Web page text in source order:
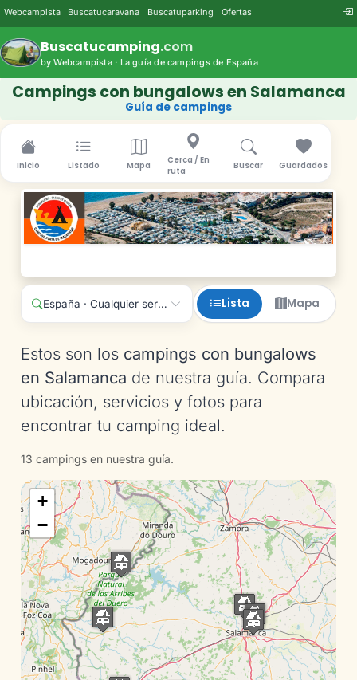
Webcampista Buscatucaravana Buscatuparking Ofertas
Buscatucamping.com
by Webcampista · La guía de campings de España
Campings con bungalows en Salamanca
Guía de campings
Inicio Listado Mapa
Cerca / En
ruta
Buscar Guardados
España · Cualquier servicio Lista Mapa
Estos son los campings con bungalows
en Salamanca de nuestra guía. Compara
ubicación, servicios y fotos para
encontrar tu camping ideal.
13 campings en nuestra guía.
+
−